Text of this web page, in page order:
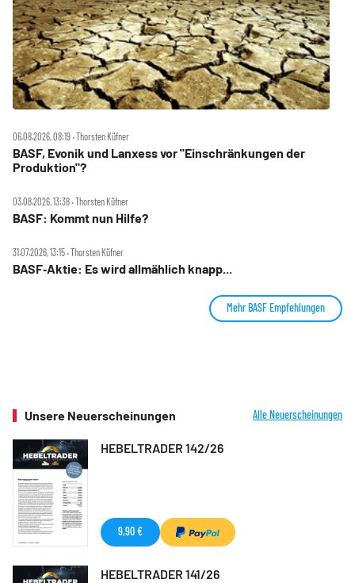
06.08.2026, 08:19 ‧ Thorsten Küfner
BASF, Evonik und Lanxess vor "Einschränkungen der
Produktion"?
03.08.2026, 13:38 ‧ Thorsten Küfner
BASF: Kommt nun Hilfe?
31.07.2026, 13:15 ‧ Thorsten Küfner
BASF‑Aktie: Es wird allmählich knapp...
Mehr BASF Empfehlungen
Unsere Neuerscheinungen Alle Neuerscheinungen
HEBELTRADER 142/26
9,90 €
HEBELTRADER 141/26